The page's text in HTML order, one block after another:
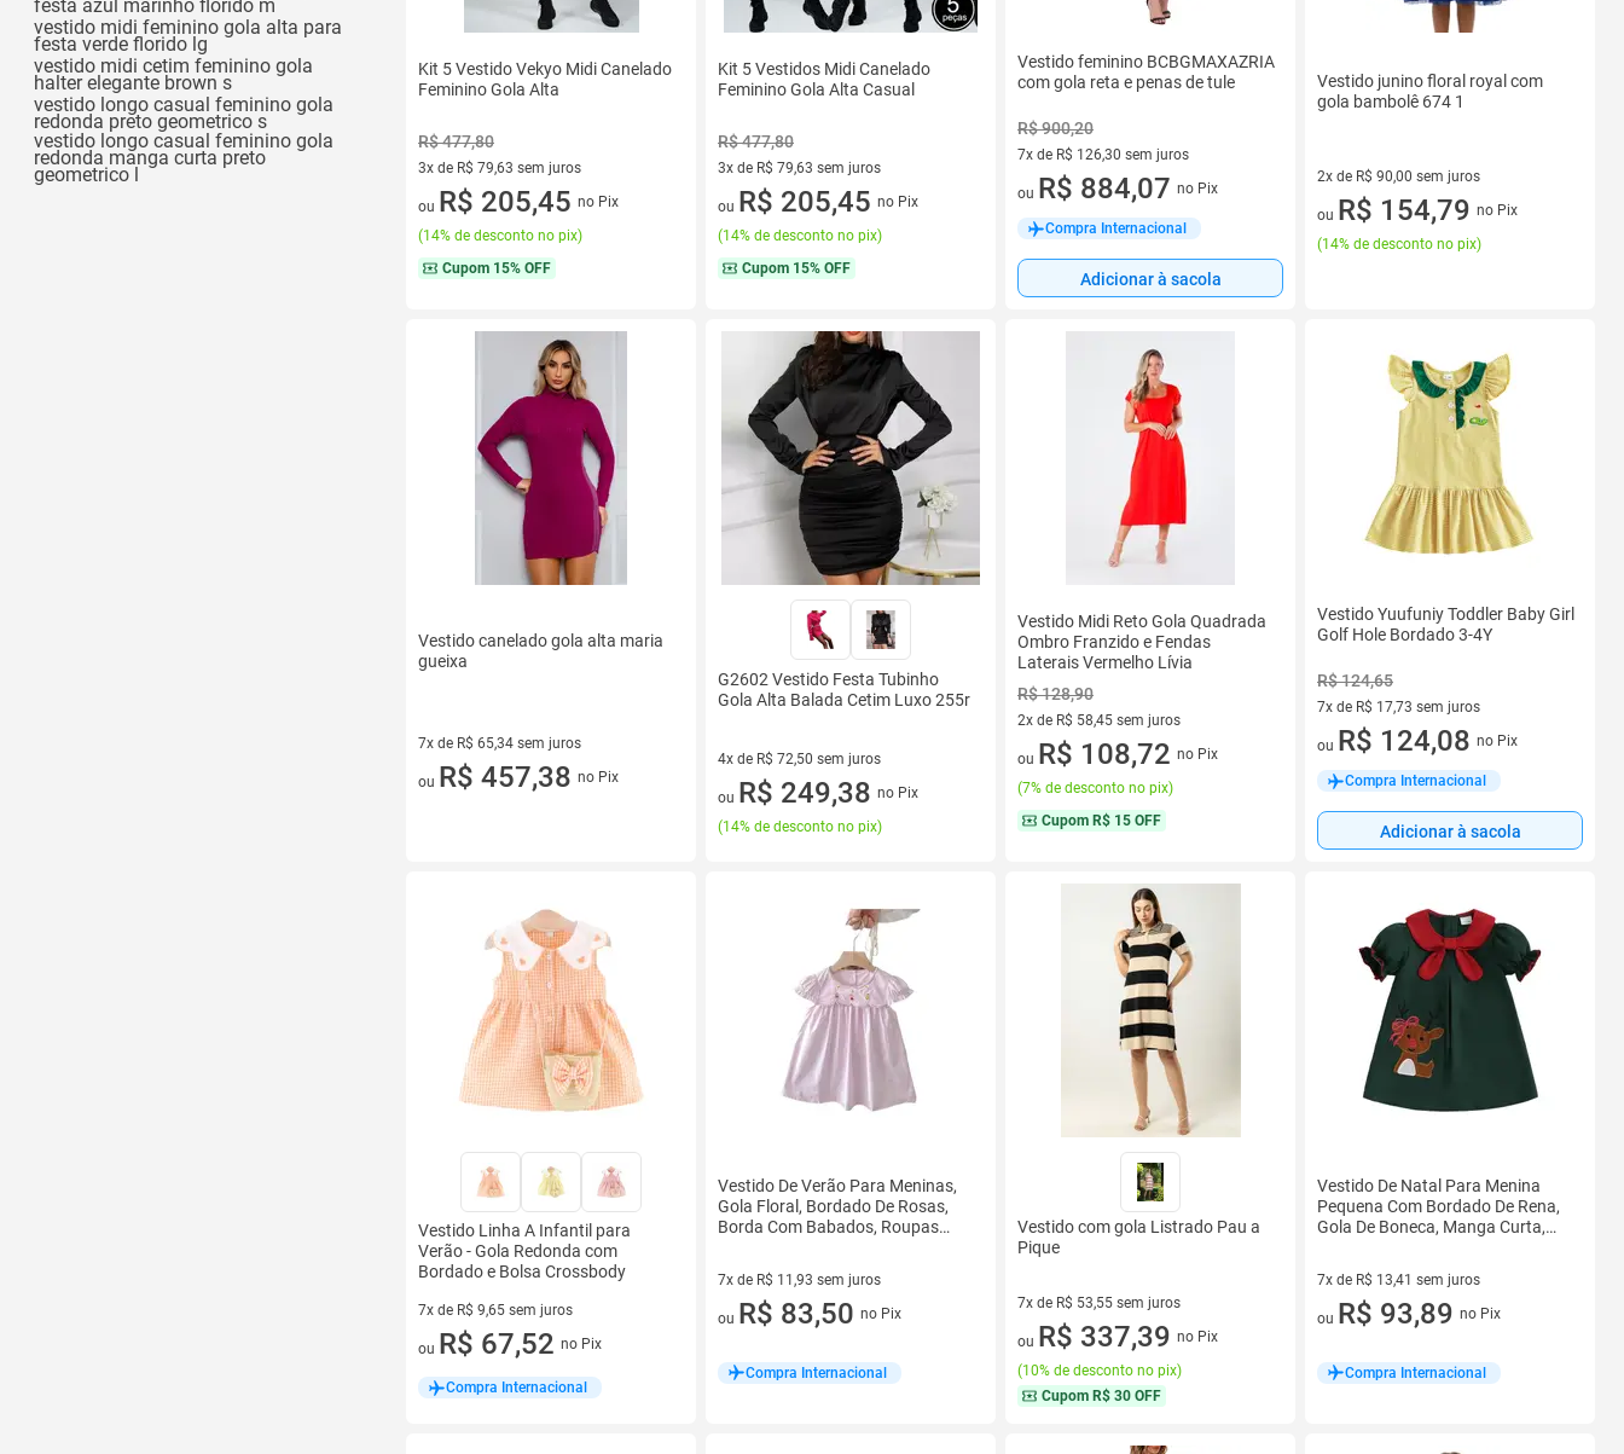
Branco
Cinza
Ver todos
festa azul marinho florido m
vestido midi feminino gola alta para
festa verde florido lg
vestido midi cetim feminino gola
halter elegante brown s
vestido longo casual feminino gola
redonda preto geometrico s
vestido longo casual feminino gola
redonda manga curta preto
geometrico l
Kit 5 Vestido Vekyo Midi Canelado
Feminino Gola Alta
R$ 477,80
3x de R$ 79,63 sem juros
3 vez de R$ 79,63 sem juros
ou R$ 205,45 no Pix
(14% de desconto no pix)
Cupom 15% OFF
Kit 5 Vestidos Midi Canelado
Feminino Gola Alta Casual
R$ 477,80
3x de R$ 79,63 sem juros
3 vez de R$ 79,63 sem juros
ou R$ 205,45 no Pix
(14% de desconto no pix)
Cupom 15% OFF
Vestido feminino BCBGMAXAZRIA
com gola reta e penas de tule
R$ 900,20
7x de R$ 126,30 sem juros
7 vez de R$ 126,30 sem juros
ou R$ 884,07 no Pix
Compra Internacional
Adicionar à sacola
Vestido junino floral royal com
gola bambolê 674 1
2x de R$ 90,00 sem juros
2 vez de R$ 90,00 sem juros
ou R$ 154,79 no Pix
(14% de desconto no pix)
Vestido canelado gola alta maria
gueixa
7x de R$ 65,34 sem juros
7 vez de R$ 65,34 sem juros
ou R$ 457,38 no Pix
G2602 Vestido Festa Tubinho
Gola Alta Balada Cetim Luxo 255r
4x de R$ 72,50 sem juros
4 vez de R$ 72,50 sem juros
ou R$ 249,38 no Pix
(14% de desconto no pix)
Vestido Midi Reto Gola Quadrada
Ombro Franzido e Fendas
Laterais Vermelho Lívia
R$ 128,90
2x de R$ 58,45 sem juros
2 vez de R$ 58,45 sem juros
ou R$ 108,72 no Pix
(7% de desconto no pix)
Cupom R$ 15 OFF
Vestido Yuufuniy Toddler Baby Girl
Golf Hole Bordado 3-4Y
R$ 124,65
7x de R$ 17,73 sem juros
7 vez de R$ 17,73 sem juros
ou R$ 124,08 no Pix
Compra Internacional
Adicionar à sacola
Vestido Linha A Infantil para
Verão - Gola Redonda com
Bordado e Bolsa Crossbody
7x de R$ 9,65 sem juros
7 vez de R$ 9,65 sem juros
ou R$ 67,52 no Pix
Compra Internacional
Vestido De Verão Para Meninas,
Gola Floral, Bordado De Rosas,
Borda Com Babados, Roupas
7x de R$ 11,93 sem juros
7 vez de R$ 11,93 sem juros
ou R$ 83,50 no Pix
Compra Internacional
Vestido com gola Listrado Pau a
Pique
7x de R$ 53,55 sem juros
7 vez de R$ 53,55 sem juros
ou R$ 337,39 no Pix
(10% de desconto no pix)
Cupom R$ 30 OFF
Vestido De Natal Para Menina
Pequena Com Bordado De Rena,
Gola De Boneca, Manga Curta,
7x de R$ 13,41 sem juros
7 vez de R$ 13,41 sem juros
ou R$ 93,89 no Pix
Compra Internacional